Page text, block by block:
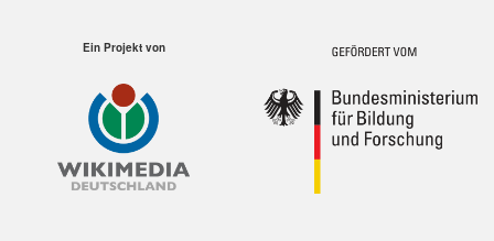
Ein Projekt von